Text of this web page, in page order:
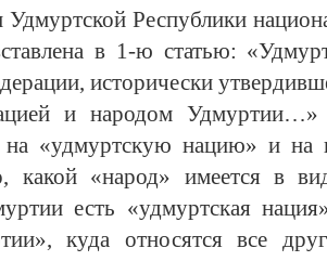
Республики
в 1-ю статью:
исторически
и народом
на «удмуртскую нацию» и
какой «народ» имеется в
есть «удмуртская
куда относятся все